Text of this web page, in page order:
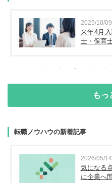
2025/10/09
来年4月
士・保育
もっ
転職ノウハウの新着記事
2026/05/14
気になる
に企業へ